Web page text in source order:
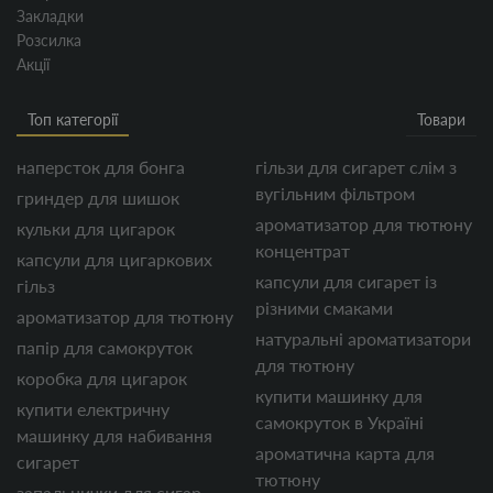
Бульбулятори для трави існують дуже різної форми, з
різною кількістю трубок, камер, охолоджувачів, а також
складових.
Як вибрати бонг для куріння
Для того, щоб вибрати і купити бонг для куріння варто
взяти до уваги кілька ключових аспектів:
забезпечують кращу якість куріння, так як скло не
приносить в дим сторонні запахи та смаки.
Акрилові моделі також популярні, але можуть
викликати небажані зміни у смаку. Кераміка –
ідеальний варіант, якщо ви шукаєте ексклюзивні
та подарункові бонги. Це безпечний, екологічний,
але дуже тендітний матеріал, і, отже, поводитися
з ним потрібно акуратно.
Обсяг. Розмір колби важливий для того, щоб ви
могли отримати достатньо диму при кожному
вдиханні. Моделі великих розмірів дозволяють
накопичувати більше повітря та диму, проте
можуть бути менш керованими для новачків.
Закладки
Розсилка
Акції
Топ категорії Товари
наперсток для бонга
гриндер для шишок
кульки для цигарок
капсули для цигаркових
гільз
ароматизатор для тютюну
папір для самокруток
коробка для цигарок
купити електричну
машинку для набивання
сигарет
гільзи для сигарет слім з
вугільним фільтром
ароматизатор для тютюну
концентрат
капсули для сигарет із
різними смаками
натуральні ароматизатори
для тютюну
купити машинку для
самокруток в Україні
ароматична карта для
тютюну